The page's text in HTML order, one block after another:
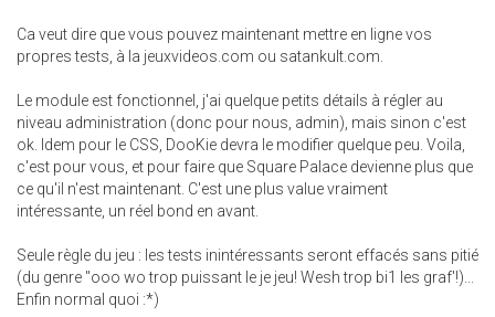
Ca veut dire que vous pouvez maintenant mettre en ligne vos
propres tests, à la jeuxvideos.com ou satankult.com.
Le module est fonctionnel, j'ai quelque petits détails à régler au
niveau administration (donc pour nous, admin), mais sinon c'est
ok. Idem pour le CSS, DooKie devra le modifier quelque peu. Voila,
c'est pour vous, et pour faire que Square Palace devienne plus que
ce qu'il n'est maintenant. C'est une plus value vraiment
intéressante, un réel bond en avant.
Seule règle du jeu : les tests inintéressants seront effacés sans pitié
(du genre "ooo wo trop puissant le je jeu! Wesh trop bi1 les graf'!)...
Enfin normal quoi :*)